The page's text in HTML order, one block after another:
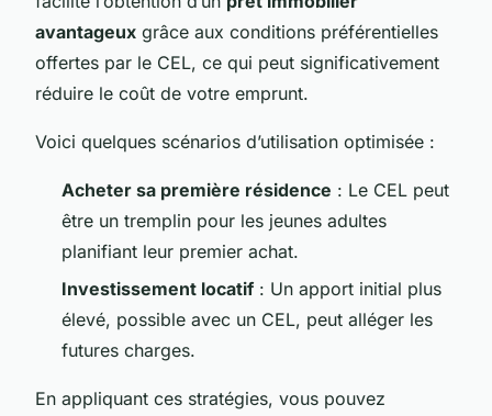
avantageux grâce aux conditions préférentielles
offertes par le CEL, ce qui peut significativement
réduire le coût de votre emprunt.
Voici quelques scénarios d’utilisation optimisée :
Acheter sa première résidence : Le CEL peut
être un tremplin pour les jeunes adultes
planifiant leur premier achat.
Investissement locatif : Un apport initial plus
élevé, possible avec un CEL, peut alléger les
futures charges.
En appliquant ces stratégies, vous pouvez